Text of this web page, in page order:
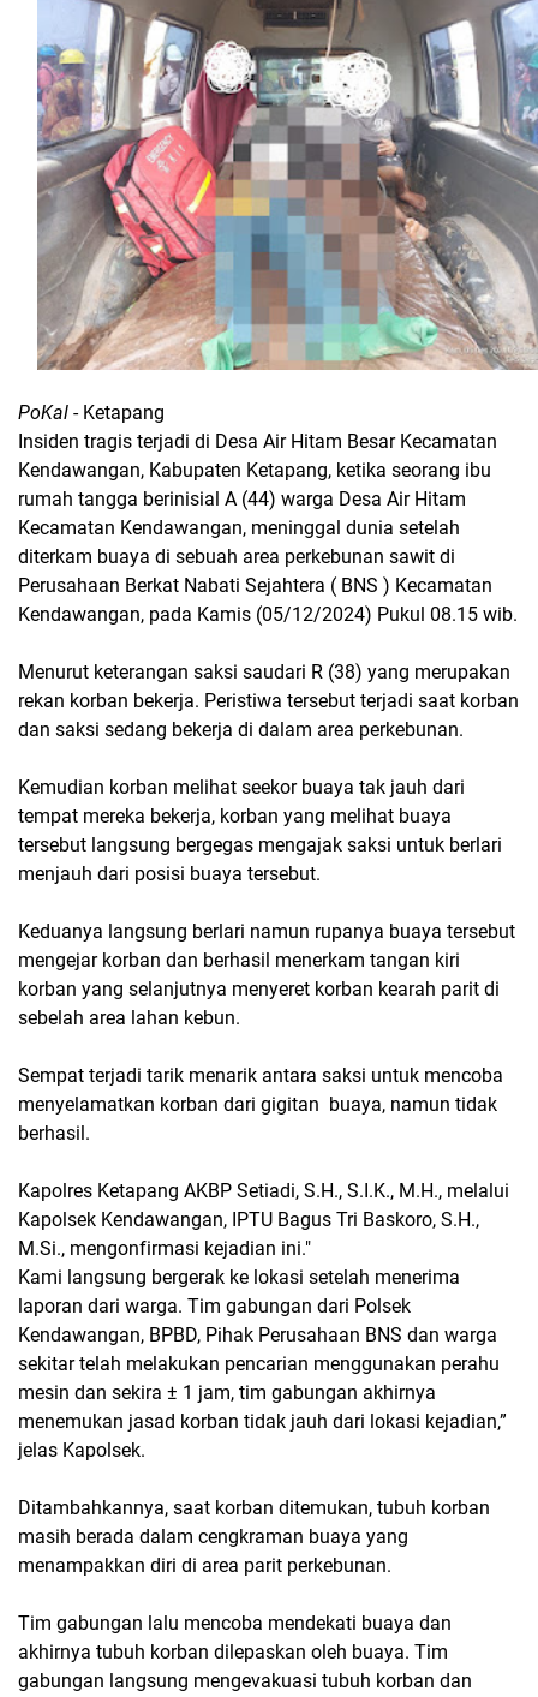
PoKal - Ketapang
Insiden tragis terjadi di Desa Air Hitam Besar Kecamatan
Kendawangan, Kabupaten Ketapang, ketika seorang ibu
rumah tangga berinisial A (44) warga Desa Air Hitam
Kecamatan Kendawangan, meninggal dunia setelah
diterkam buaya di sebuah area perkebunan sawit di
Perusahaan Berkat Nabati Sejahtera ( BNS ) Kecamatan
Kendawangan, pada Kamis (05/12/2024) Pukul 08.15 wib.
Menurut keterangan saksi saudari R (38) yang merupakan
rekan korban bekerja. Peristiwa tersebut terjadi saat korban
dan saksi sedang bekerja di dalam area perkebunan.
Kemudian korban melihat seekor buaya tak jauh dari
tempat mereka bekerja, korban yang melihat buaya
tersebut langsung bergegas mengajak saksi untuk berlari
menjauh dari posisi buaya tersebut.
Keduanya langsung berlari namun rupanya buaya tersebut
mengejar korban dan berhasil menerkam tangan kiri
korban yang selanjutnya menyeret korban kearah parit di
sebelah area lahan kebun.
Sempat terjadi tarik menarik antara saksi untuk mencoba
menyelamatkan korban dari gigitan buaya, namun tidak
berhasil.
Kapolres Ketapang AKBP Setiadi, S.H., S.I.K., M.H., melalui
Kapolsek Kendawangan, IPTU Bagus Tri Baskoro, S.H.,
M.Si., mengonfirmasi kejadian ini."
Kami langsung bergerak ke lokasi setelah menerima
laporan dari warga. Tim gabungan dari Polsek
Kendawangan, BPBD, Pihak Perusahaan BNS dan warga
sekitar telah melakukan pencarian menggunakan perahu
mesin dan sekira ± 1 jam, tim gabungan akhirnya
menemukan jasad korban tidak jauh dari lokasi kejadian,”
jelas Kapolsek.
Ditambahkannya, saat korban ditemukan, tubuh korban
masih berada dalam cengkraman buaya yang
menampakkan diri di area parit perkebunan.
Tim gabungan lalu mencoba mendekati buaya dan
akhirnya tubuh korban dilepaskan oleh buaya. Tim
gabungan langsung mengevakuasi tubuh korban dan